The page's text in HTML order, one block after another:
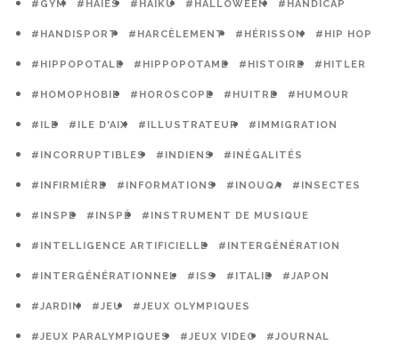
#GYM #HAIES #HAIKU #HALLOWEEN #HANDICAP
#HANDISPORT #HARCÈLEMENT #HÉRISSON #HIP HOP
#HIPPOPOTALE #HIPPOPOTAME #HISTOIRE #HITLER
#HOMOPHOBIE #HOROSCOPE #HUITRE #HUMOUR
#ILE #ILE D'AIX #ILLUSTRATEUR #IMMIGRATION
#INCORRUPTIBLES #INDIENS #INÉGALITÉS
#INFIRMIÈRE #INFORMATIONS #INOUQA #INSECTES
#INSPE #INSPÉ #INSTRUMENT DE MUSIQUE
#INTELLIGENCE ARTIFICIELLE #INTERGÉNÉRATION
#INTERGÉNÉRATIONNEL #ISS #ITALIE #JAPON
#JARDIN #JEU #JEUX OLYMPIQUES
#JEUX PARALYMPIQUES #JEUX VIDEO #JOURNAL